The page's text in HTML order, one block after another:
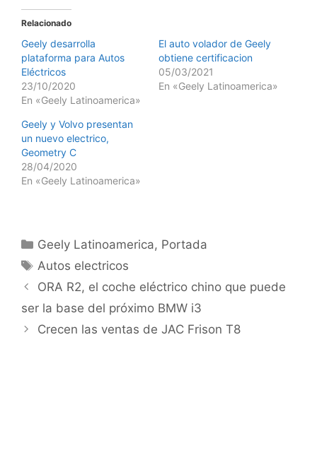
Relacionado
Geely desarrolla
plataforma para Autos
Eléctricos
23/10/2020
En «Geely Latinoamerica»
El auto volador de Geely
obtiene certificacion
05/03/2021
En «Geely Latinoamerica»
Geely y Volvo presentan
un nuevo electrico,
Geometry C
28/04/2020
En «Geely Latinoamerica»
Geely Latinoamerica, Portada
Autos electricos
ORA R2, el coche eléctrico chino que puede
ser la base del próximo BMW i3
Crecen las ventas de JAC Frison T8